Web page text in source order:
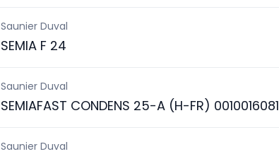
Saunier Duval
SEMIA F 24
Saunier Duval
SEMIAFAST CONDENS 25-A (H-FR) 0010016081
Saunier Duval